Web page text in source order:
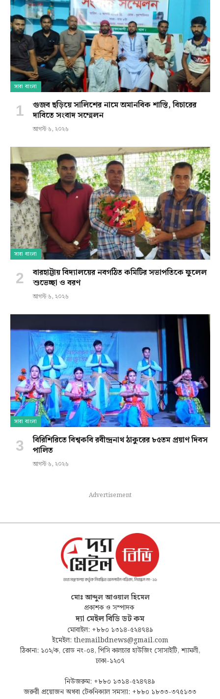
সারা বাংলা
গুজব ছড়িয়ে সালিশের নামে অমানবিক শাস্তি, বিচারের
দাবিতে সংবাদ সম্মেলন
আগস্ট ৬, ২০২৬
সারা বাংলা
বারহাট্টায় বিদ্যালয়ের নবগঠিত কমিটির সভাপতিকে ফুলেল
শুভেচ্ছা ও বরণ
আগস্ট ৬, ২০২৬
সারা বাংলা
বিরিশিরিতে বিশ্বকবি রবীন্দ্রনাথ ঠাকুরের ৮৫তম প্রয়াণ দিবস
পালিত
আগস্ট ৬, ২০২৬
Advertisement
মোঃ আব্দুল আওয়াল হিমেল
প্রকাশক ও সম্পাদক
দ্যা মেইল বিডি ডট কম
মোবাইল: +৮৮০ ১৩১৪-৫২৪৭৪৯
ইমেইল: themailbdnews@gmail.com
ঠিকানা: ১০২/ক, রোড নং-০৪, পিসি কালচার হাউজিং সোসাইটি, শ্যামলী,
ঢাকা-১২০৭
নিউজরুম: +৮৮০ ১৩১৪-৫২৪৭৪৯
জরুরী প্রয়োজন অথবা টেকনিক্যাল সমস্যা: +৮৮০ ১৮৩৩-৩৭৫১৩৩